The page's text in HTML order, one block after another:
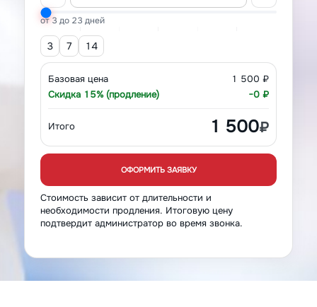
от 3 до 23 дней
3 7 14
Базовая цена
1 500 ₽
Скидка 15% (продление)
−0 ₽
Итого 1 500₽
ОФОРМИТЬ ЗАЯВКУ
Стоимость зависит от длительности и
необходимости продления. Итоговую цену
подтвердит администратор во время звонка.